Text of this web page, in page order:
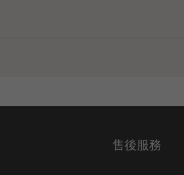
售後服務